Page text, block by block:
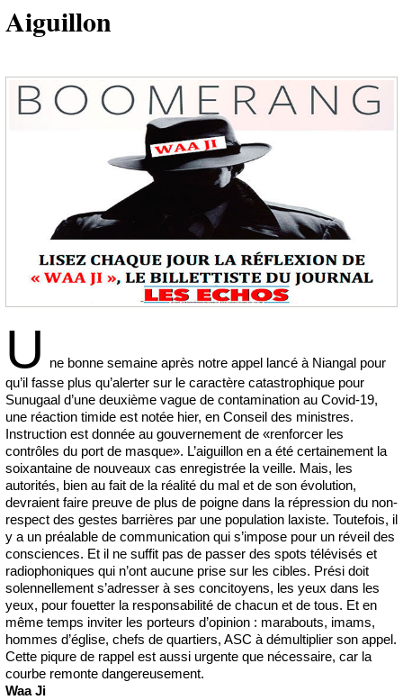
Aiguillon
U
ne bonne semaine après notre appel lancé à Niangal pour
qu’il fasse plus qu’alerter sur le caractère catastrophique pour
Sunugaal d’une deuxième vague de contamination au Covid-19,
une réaction timide est notée hier, en Conseil des ministres.
Instruction est donnée au gouvernement de «renforcer les
contrôles du port de masque». L’aiguillon en a été certainement la
soixantaine de nouveaux cas enregistrée la veille. Mais, les
autorités, bien au fait de la réalité du mal et de son évolution,
devraient faire preuve de plus de poigne dans la répression du non-
respect des gestes barrières par une population laxiste. Toutefois, il
y a un préalable de communication qui s’impose pour un réveil des
consciences. Et il ne suffit pas de passer des spots télévisés et
radiophoniques qui n’ont aucune prise sur les cibles. Prési doit
solennellement s’adresser à ses concitoyens, les yeux dans les
yeux, pour fouetter la responsabilité de chacun et de tous. Et en
même temps inviter les porteurs d’opinion : marabouts, imams,
hommes d’église, chefs de quartiers, ASC à démultiplier son appel.
Cette piqure de rappel est aussi urgente que nécessaire, car la
courbe remonte dangereusement.
Waa Ji